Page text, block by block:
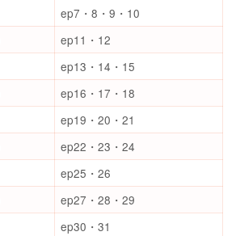
ep7・8・9・10
ep11・12
ep13・14・15
ep16・17・18
ep19・20・21
ep22・23・24
ep25・26
ep27・28・29
ep30・31